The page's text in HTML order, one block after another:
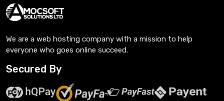
We are a web hosting company with a mission to help
everyone who goes online succeed.
Secured By